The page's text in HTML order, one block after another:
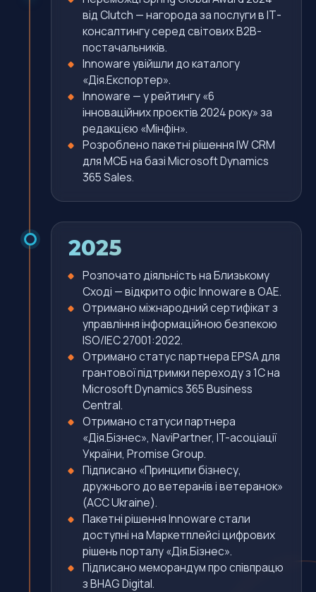
від Clutch — нагорода за послуги в ІТ-
консалтингу серед світових B2B-
постачальників.
Innoware увійшли до каталогу
«Дія.Експортер».
Innoware — у рейтингу «6
інноваційних проєктів 2024 року» за
редакцією «Мінфін».
Розроблено пакетні рішення IW CRM
для МСБ на базі Microsoft Dynamics
365 Sales.
2025
Розпочато діяльність на Близькому
Сході — відкрито офіс Innoware в ОАЕ.
Отримано міжнародний сертифікат з
управління інформаційною безпекою
ISO/IEC 27001:2022.
Отримано статус партнера EPSA для
грантової підтримки переходу з 1С на
Microsoft Dynamics 365 Business
Central.
Отримано статуси партнера
«Дія.Бізнес», NaviPartner, IT-асоціації
України, Promise Group.
Підписано «Принципи бізнесу,
дружнього до ветеранів і ветеранок»
(ACC Ukraine).
Пакетні рішення Innoware стали
доступні на Маркетплейсі цифрових
рішень порталу «Дія.Бізнес».
Підписано меморандум про співпрацю
з BHAG Digital.